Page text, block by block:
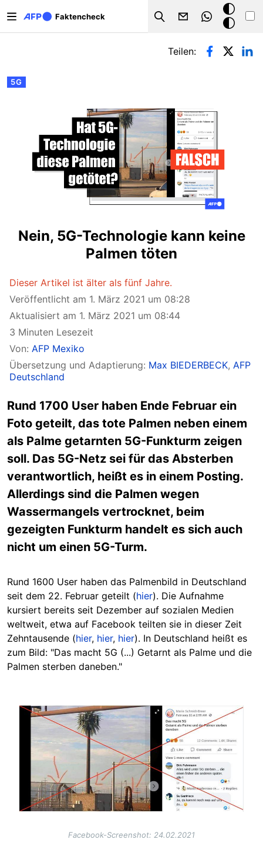
Faktencheck
Search
Dark
Mode
Primäre Reiter
5G
Teilen:
Nein, 5G-Technologie kann keine
Palmen töten
Dieser Artikel ist älter als fünf Jahre.
Veröffentlicht am 1. März 2021 um 08:28
Aktualisiert am 1. März 2021 um 08:44
3 Minuten Lesezeit
Von: AFP Mexiko
Übersetzung und Adaptierung: Max BIEDERBECK, AFP
Deutschland
Rund 1700 User haben Ende Februar ein
Foto geteilt, das tote Palmen neben einem
als Palme getarnten 5G-Funkturm zeigen
soll. Das 5G-Netz sei für das Absterben
verantwortlich, heißt es in einem Posting.
Allerdings sind die Palmen wegen
Wassermangels vertrocknet, beim
gezeigten Funkturm handelt es sich auch
nicht um einen 5G-Turm.
Rund 1600 User haben das Palmenbild in Deutschland
seit dem 22. Februar geteilt (hier). Die Aufnahme
kursiert bereits seit Dezember auf sozialen Medien
weltweit, etwa auf Facebook teilten sie in dieser Zeit
Zehntausende (hier, hier, hier). In Deutschland heißt es
zum Bild: "Das macht 5G (...) Getarnt als Palme und die
Palmen sterben daneben."
Image
Facebook-Screenshot: 24.02.2021